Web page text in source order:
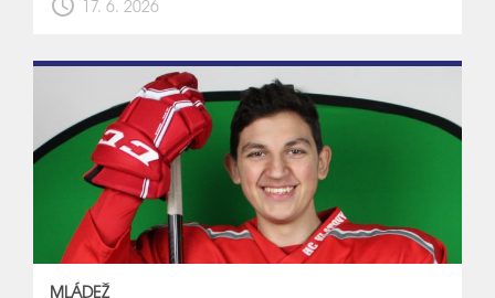
schedule 17. 6. 2026
MLÁDEŽ